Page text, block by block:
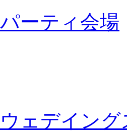
パーティ会場
ウェデイン